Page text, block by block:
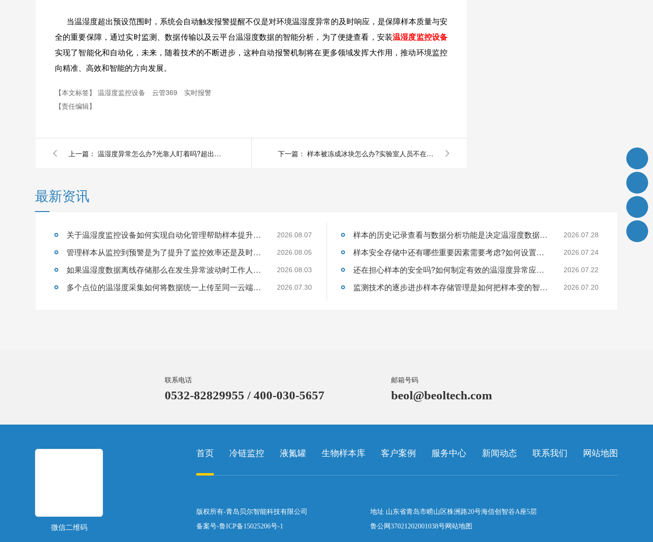
当温湿度超出预设范围时，系统会自动触发报警提醒不仅是对环境温湿度异常的及时响应，是保障样本质量与安
全的重要保障，通过实时监测、数据传输以及云平台温湿度数据的智能分析，为了便捷查看，安装温湿度监控设备
实现了智能化和自动化，未来，随着技术的不断进步，这种自动报警机制将在更多领域发挥大作用，推动环境监控
向精准、高效和智能的方向发展。
【本文标签】 温湿度监控设备 云管369
实时报警
【责任编辑】
上一篇： 温湿度异常怎么办?光靠人盯着吗?超出标准范围怎么办呢?26.5.18 下一篇： 样本被冻成冰块怎么办?实验室人员不在场怎么解决?26.5.9
最新资讯
关于温湿度监控设备如何实现自动化管理帮助样本提升保存的安全性呢?26.8.7 2026.08.07
管理样本从监控到预警是为了提升了监控效率还是及时处理异常的速度呢?26.8.5 2026.08.05
如果温湿度数据离线存储那么在发生异常波动时工作人员如何得知?26.8.3 2026.08.03
多个点位的温湿度采集如何将数据统一上传至同一云端平台呢?26.7.30 2026.07.30
样本的历史记录查看与数据分析功能是决定温湿度数据的关键吗?26.7.28 2026.07.28
样本安全存储中还有哪些重要因素需要考虑?如何设置样本安全?26.7.24 2026.07.24
还在担心样本的安全吗?如何制定有效的温湿度异常应急预案?26.7.22 2026.07.22
监测技术的逐步进步样本存储管理是如何把样本变的智能化和精细化?26.7.20 2026.07.20
联系电话
0532-82829955 / 400-030-5657
邮箱号码
beol@beoltech.com
微信二维码
首页 冷链监控 液氮罐 生物样本库 客户案例 服务中心 新闻动态 联系我们 网站地图
版权所有-青岛贝尔智能科技有限公司
地址 山东省青岛市崂山区株洲路20号海信创智谷A座5层
备案号-鲁ICP备15025206号-1 鲁公网37021202001038号网站地图